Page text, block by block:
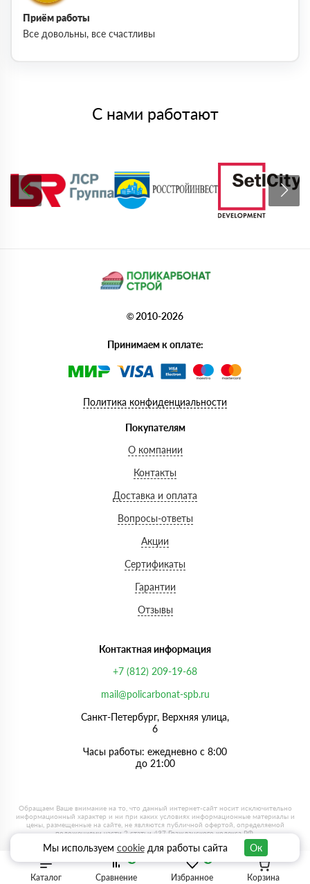
Каталог Избранное
Сравнение Корзина
Приём работы
Все довольны, все счастливы
С нами работают
© 2010-2026
Принимаем к оплате:
Политика конфиденциальности
Покупателям
О компании
Контакты
Доставка и оплата
Вопросы-ответы
Акции
Сертификаты
Гарантии
Отзывы
Контактная информация
+7 (812) 209-19-68
mail@policarbonat-spb.ru
Санкт-Петербург, Верхняя улица,
6
Часы работы: ежедневно с 8:00
до 21:00
Мы используем cookieдля работы сайта Ок